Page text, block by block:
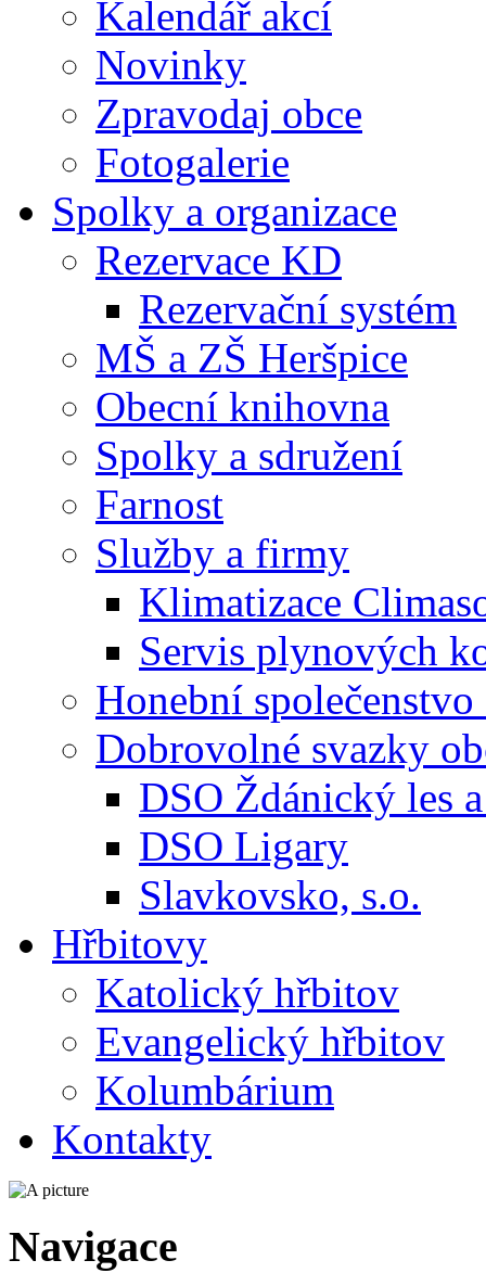
Kalendář akcí
Novinky
Zpravodaj obce
Fotogalerie
Spolky a organizace
Rezervace KD
Rezervační systém
MŠ a ZŠ Heršpice
Obecní knihovna
Spolky a sdružení
Farnost
Služby a firmy
Klimatizace
Servis plynových
Honební společenstvo
Dobrovolné svazky
DSO Ždánický les
DSO Ligary
Slavkovsko, s.o.
Hřbitovy
Katolický hřbitov
Evangelický hřbitov
Kolumbárium
Kontakty
Navigace